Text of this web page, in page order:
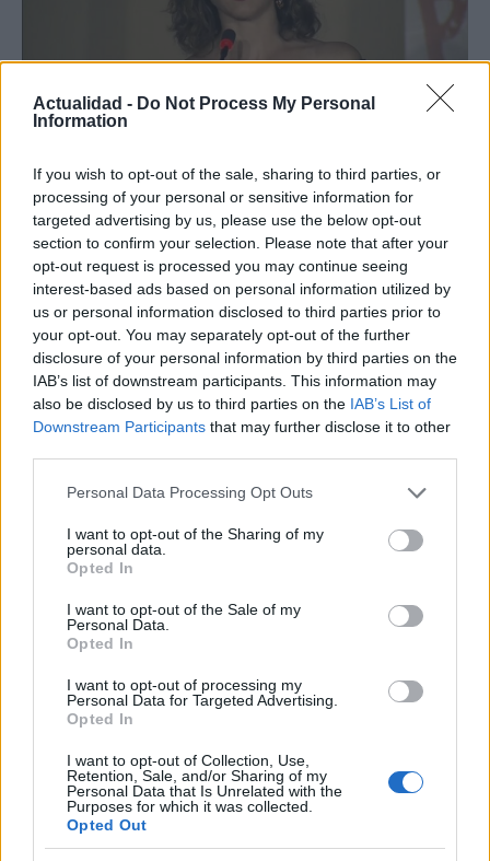
Actualidad - Do Not Process My Personal
Information
If you wish to opt-out of the sale, sharing to third parties, or
processing of your personal or sensitive information for
targeted advertising by us, please use the below opt-out
section to confirm your selection. Please note that after your
opt-out request is processed you may continue seeing
interest-based ads based on personal information utilized by
us or personal information disclosed to third parties prior to
your opt-out. You may separately opt-out of the further
disclosure of your personal information by third parties on the
IAB’s list of downstream participants. This information may
also be disclosed by us to third parties on the IAB’s List of
Downstream Participants that may further disclose it to other
Please note that this website/app uses one or more Google
not limited to your visit or usage behaviour. You may click to
grant or deny consent to Google and its third-party tags to
use your data for below specified purposes in below Google
consent section.
Personal Data Processing Opt Outs
I want to opt-out of the Sharing of my
personal data.
Opted In
I want to opt-out of the Sale of my
Personal Data.
Opted In
I want to opt-out of processing my
Personal Data for Targeted Advertising.
Opted In
I want to opt-out of Collection, Use,
Retention, Sale, and/or Sharing of my
Personal Data that Is Unrelated with the
Purposes for which it was collected.
Opted Out
Ayuso
En su regreso al trabajo al frente de…
GENTE
¿Quién es Chad Boyce?: cómo murió
La biografía de Chad Boyce que había muerto…
GENTE